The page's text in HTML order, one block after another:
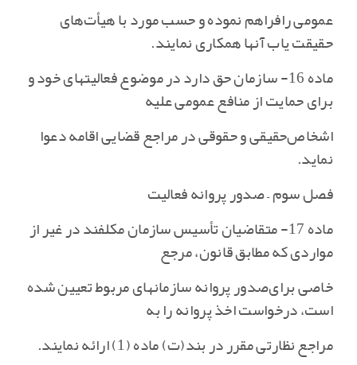
عمومی رافراهم نموده و حسب مورد با هیأت‌های
حقیقت یاب آنها همکاری نمایند.
ماده 16- سازمان حق دارد در موضوع فعالیتهای خود و
برای حمایت از منافع عمومی علیه
اشخاص‌حقیقی و حقوقی در مراجع قضایی اقامه دعوا
نماید.
فصل سوم – صدور پروانه فعالیت
ماده 17- متقاضیان تأسیس سازمان مکلفند در غیر از
مواردی که مطابق قانون‌، مرجع
خاصی برای‌صدور پروانه سازمانهای مربوط تعیین شده
است‌، درخواست اخذ پروانه را به
مراجع نظارتی مقرر در بند(ت‌) ماده (1) ارائه نمایند.